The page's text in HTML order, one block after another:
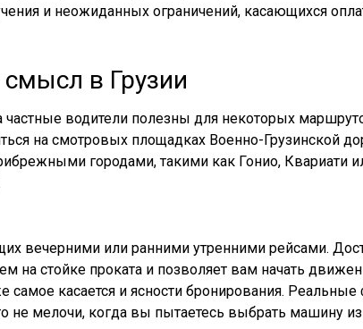
и неожиданных ограничений, касающихся
в Грузии
водители полезны для некоторых
на смотровых площадках Военно-Грузинской
городами, такими как Гонио, Квариати
вечерними или ранними утренними рейсами.
на стойке проката и позволяет вам начать
самое касается и ясности бронирования.
не мелочи, когда вы пытаетесь выбрать машину